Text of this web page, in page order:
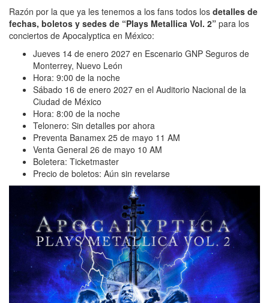
Razón por la que ya les tenemos a los fans todos los detalles de
fechas, boletos y sedes de “Plays Metallica Vol. 2” para los
conciertos de Apocalyptica en México:
Jueves 14 de enero 2027 en Escenario GNP Seguros de
Monterrey, Nuevo León
Hora: 9:00 de la noche
Sábado 16 de enero 2027 en el Auditorio Nacional de la
Ciudad de México
Hora: 8:00 de la noche
Telonero: Sin detalles por ahora
Preventa Banamex 25 de mayo 11 AM
Venta General 26 de mayo 10 AM
Boletera: Ticketmaster
Precio de boletos: Aún sin revelarse